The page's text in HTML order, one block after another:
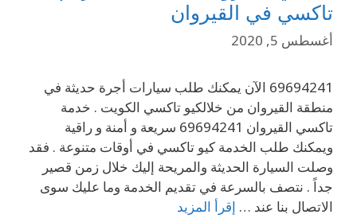
تاكسي في القيروان
أغسطس 5, 2020
69694241 الآن يمكنك طلب سيارات أجرة حديثة في
منطقة القيروان من خلالكيو تاكسي الكويت . خدمة
تاكسي القيروان 69694241 سريعة و أمنة و راقية
ويمكنك طلب الخدمة كيو تاكسي في أوقات متنوعة . فقد
وصلت السيارة الحديثة والمريحة إليك خلال زمن قصير
جداً . نتصف بالسرعة في تقديم الخدمة وما عليك سوى
الاتصال بنا عند … إقرأ المزيد